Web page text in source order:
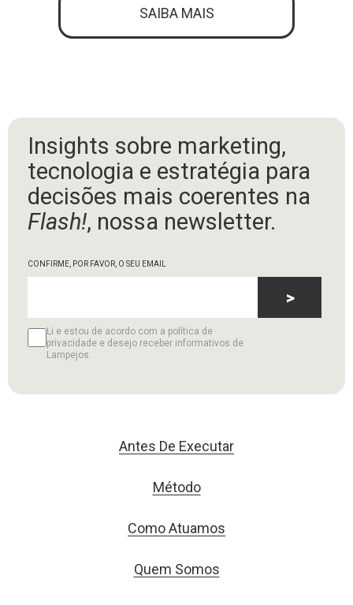
SAIBA MAIS
Insights sobre marketing,
tecnologia e estratégia para
decisões mais coerentes na
Flash!, nossa newsletter.
CONFIRME, POR FAVOR, O SEU EMAIL
Li e estou de acordo com a política de
privacidade e desejo receber informativos de
Lampejos.
>
Antes De Executar
Método
Como Atuamos
Quem Somos